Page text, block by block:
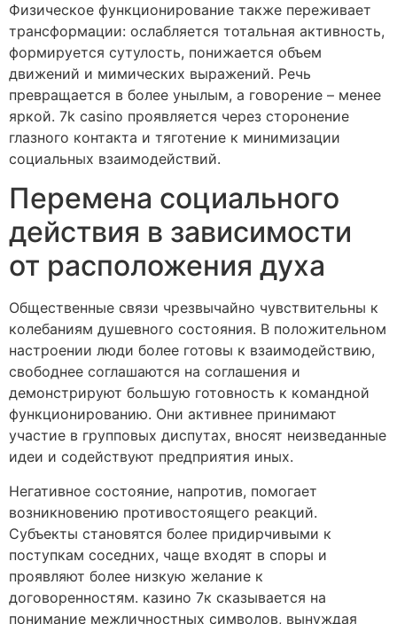
Физическое функционирование также переживает
трансформации: ослабляется тотальная активность,
формируется сутулость, понижается объем
движений и мимических выражений. Речь
превращается в более унылым, а говорение – менее
яркой. 7k casino проявляется через сторонение
глазного контакта и тяготение к минимизации
социальных взаимодействий.
Перемена социального
действия в зависимости
от расположения духа
Общественные связи чрезвычайно чувствительны к
колебаниям душевного состояния. В положительном
настроении люди более готовы к взаимодействию,
свободнее соглашаются на соглашения и
демонстрируют большую готовность к командной
функционированию. Они активнее принимают
участие в групповых диспутах, вносят неизведанные
идеи и содействуют предприятия иных.
Негативное состояние, напротив, помогает
возникновению противостоящего реакций.
Субъекты становятся более придирчивыми к
поступкам соседних, чаще входят в споры и
проявляют более низкую желание к
договоренностям. казино 7к сказывается на
понимание межличностных символов, вынуждая